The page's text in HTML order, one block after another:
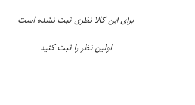
برای این کالا نظری ثبت نشده است
اولین نظر را ثبت کنید